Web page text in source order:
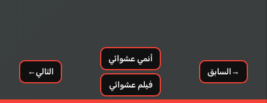
→السابق
أنمي عشوائي
فيلم عشوائي
التالي←